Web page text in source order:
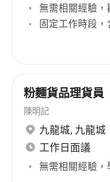
無需相關經驗
固定工作時段
粉麵貨品理貨員
陳明記
九龍城, 九龍城
工作日面議
無需相關經驗，